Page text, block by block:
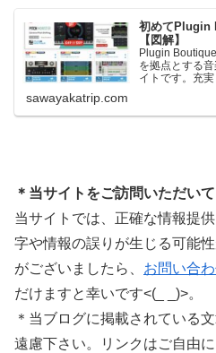
初めてPlugin
【図解】
Plugin
を拠点とする
イトです。充
に知っておき
sawayakatrip.com
＊当サイトをご訪問いただい
当サイトでは、正確な情報提
字や情報の誤りが生じる可能
がございましたら、 お問い合
だけますと幸いです<(_ _)>。
＊当ブログに掲載されている
遠慮下さい。リンクはご自由